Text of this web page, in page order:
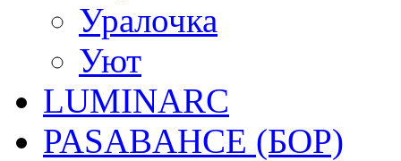
Уралочка
Уют
LUMINARC
PASABAHCE (БОР)